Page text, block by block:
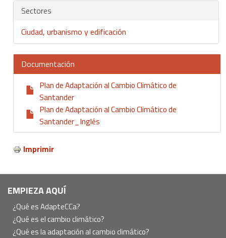
Sectores
Ciudad, urbanismo y edificación
Documentación
Plan de Adaptación al Cambio Climático de
Santander
Plan de Adaptación al Cambio Climático de
Santander_Inglés
Imprimir
Navegación
principal
EMPIEZA AQUÍ
¿Qué es AdapteCCa?
¿Qué es el cambio climático?
¿Qué es la adaptación al cambio climático?